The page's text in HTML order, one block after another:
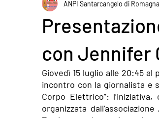
con Jennifer
ANPI Santarcangelo di Romagna
Giovedì 15 luglio alle 20:45 al
incontro con la giornalista e
Corpo Elettrico”: l’iniziativa,
organizzata